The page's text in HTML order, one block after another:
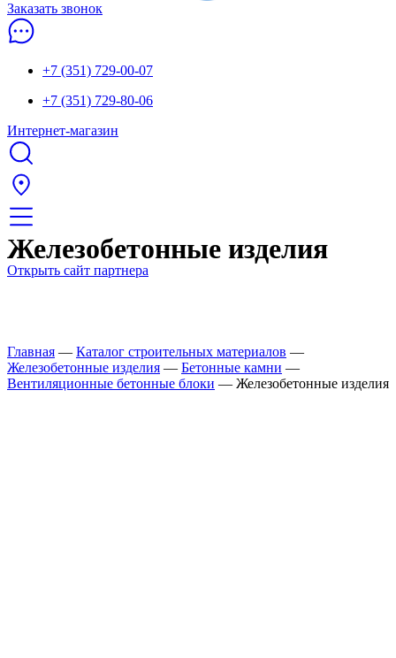
Заказать звонок
+7 (351) 729-00-07
+7 (351) 729-80-06
Интернет-магазин
Железобетонные изделия
Открыть сайт партнера
Главная — Каталог строительных материалов —
Железобетонные изделия — Бетонные камни —
Вентиляционные бетонные блоки — Железобетонные изделия